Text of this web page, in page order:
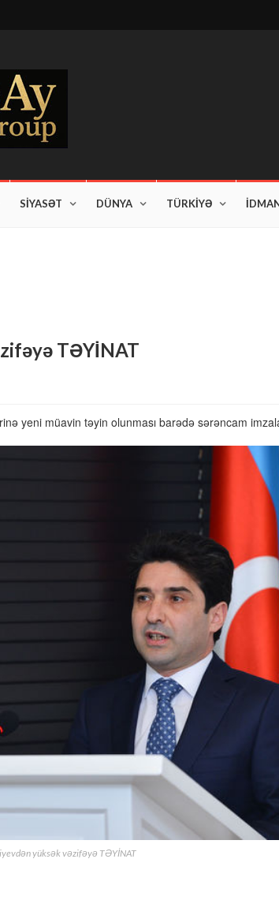
SİYASƏT DÜNYA TÜRKİYƏ
davam edir"
TƏYİNAT
yeni müavin təyin olunması barədə sərəncam
yüksək vəzifəyə TƏYİNAT